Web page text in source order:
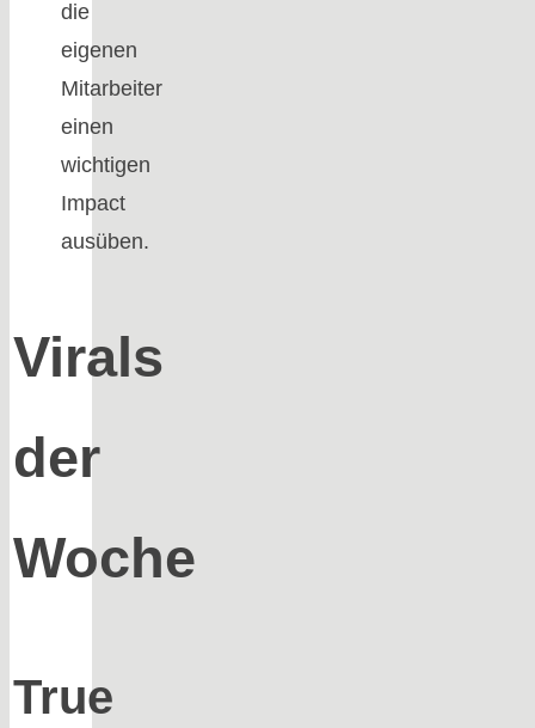
die
eigenen
Mitarbeiter
einen
wichtigen
Impact
ausüben.
Virals
der
Woche
True